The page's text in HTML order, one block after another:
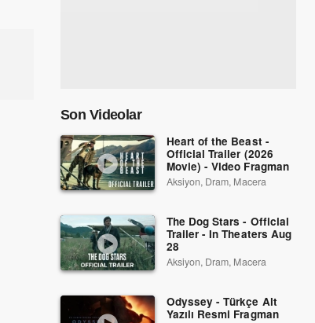
Son Videolar
Heart of the Beast -
Official Trailer (2026
Movie) - Video Fragman
Aksiyon, Dram, Macera
The Dog Stars - Official
Trailer - In Theaters Aug
28
Aksiyon, Dram, Macera
Odyssey - Türkçe Alt
Yazılı Resmi Fragman